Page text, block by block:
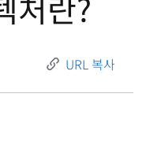
URL 복사